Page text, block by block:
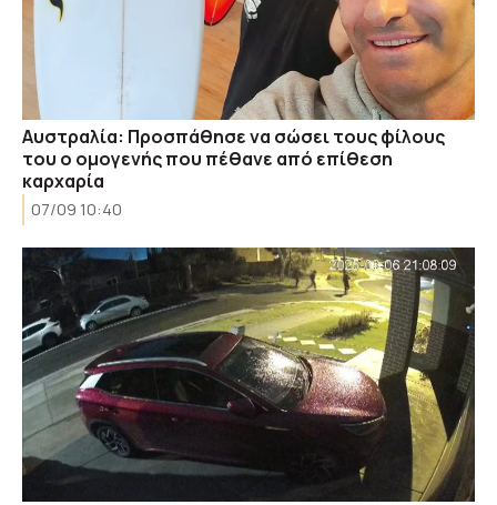
Αυστραλία: Προσπάθησε να σώσει τους φίλους
του ο ομογενής που πέθανε από επίθεση
καρχαρία
07/09 10:40